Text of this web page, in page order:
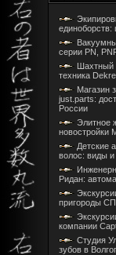
серии PN,
Шахтный
техника
Магазин
just.parts:
России
Элитное
новостройки
Детские
волос: виды
Ридан:
пригороды
компании
Студия
зубов в